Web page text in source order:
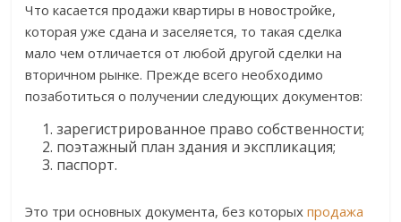
Что касается продажи квартиры в новостройке,
которая уже сдана и заселяется, то такая сделка
мало чем отличается от любой другой сделки на
вторичном рынке. Прежде всего необходимо
позаботиться о получении следующих документов:
зарегистрированное право собственности;
поэтажный план здания и экспликация;
паспорт.
Это три основных документа, без которыхпродажа